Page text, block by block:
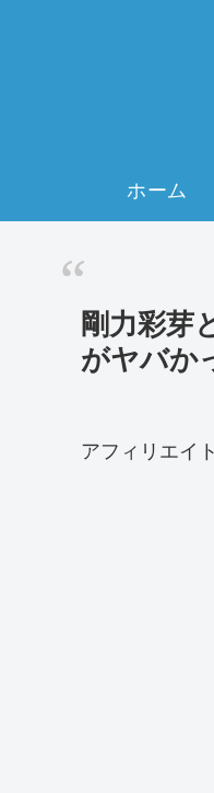
ホーム
剛力彩芽
がヤバか
アフィリエイ